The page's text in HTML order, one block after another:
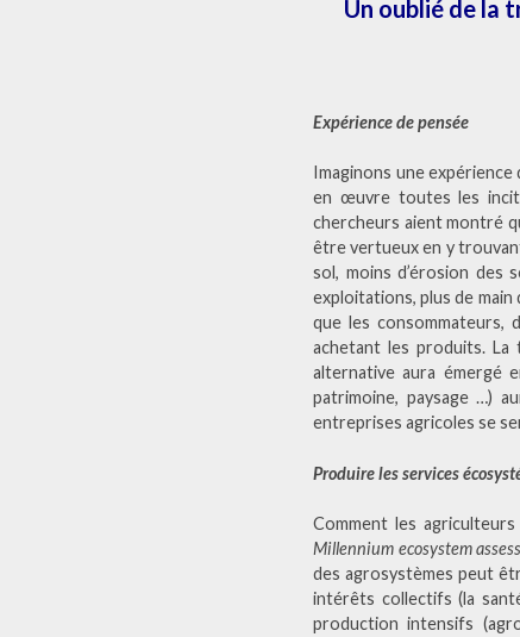
Un oublié de la
Expérience de pensée
Imaginons une expérience
en œuvre toutes les
chercheurs aient montré
être vertueux en y
sol, moins d’érosion des
exploitations, plus de
que les consommateurs,
achetant les produits.
alternative aura émergé
patrimoine, paysage …)
entreprises agricoles se
Produire les services
Comment les
Millennium ecosystem
des agrosystèmes peut
intérêts collectifs (la
production intensifs